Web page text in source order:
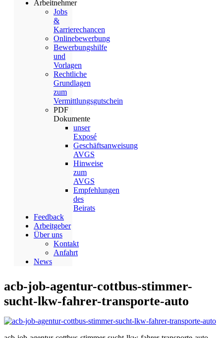
Arbeitnehmer
Jobs
&
Karrierechancen
Onlinebewerbung
Bewerbungshilfe
und
Vorlagen
Rechtliche
Grundlagen
zum
Vermittlungsgutschein
PDF
Dokumente
unser
Exposé
Geschäftsanweisung
AVGS
Hinweise
zum
AVGS
Empfehlungen
des
Beirats
Feedback
Arbeitgeber
Über uns
Kontakt
Anfahrt
News
acb-job-agentur-cottbus-stimmer-
sucht-lkw-fahrer-transporte-auto